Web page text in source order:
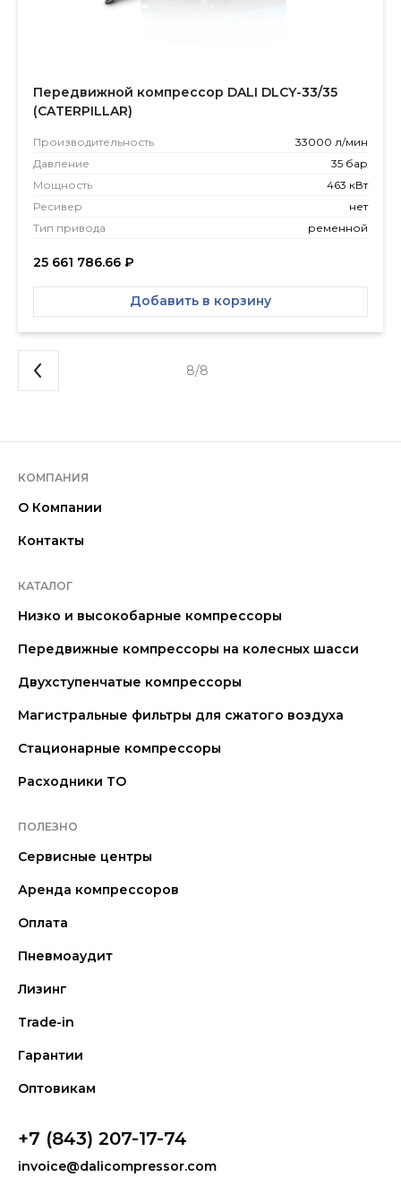
Передвижной компрессор DALI DLCY-33/35
(CATERPILLAR)
Производитель­ность
33000 л/мин
Давление
35 бар
Мощность
463 кВт
Ресивер
нет
Тип привода
ременной
25 661 786.66 ₽
Добавить в корзину
8/8
КОМПАНИЯ
О Компании
Контакты
КАТАЛОГ
Низко и высокобарные компрессоры
Передвижные компрессоры на колесных шасси
Двухступенчатые компрессоры
Магистральные фильтры для сжатого воздуха
Стационарные компрессоры
Расходники ТО
ПОЛЕЗНО
Сервисные центры
Аренда компрессоров
Оплата
Пневмоаудит
Лизинг
Trade-in
Гарантии
Оптовикам
+7 (843) 207-17-74
invoice@dalicompressor.com